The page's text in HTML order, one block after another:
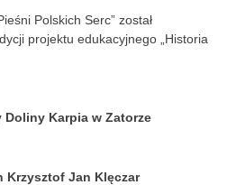
Polskich Serc” został
projektu edukacyjnego „Historia
Karpia w Zatorze
Krzysztof Jan Klęczar